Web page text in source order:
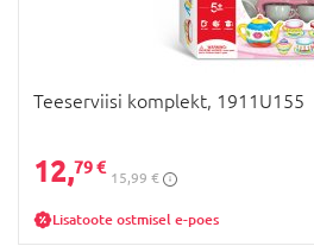
Teeserviisi komplekt, 1911U155
12,79 €
15,99 €
Lisatoote ostmisel e-poes